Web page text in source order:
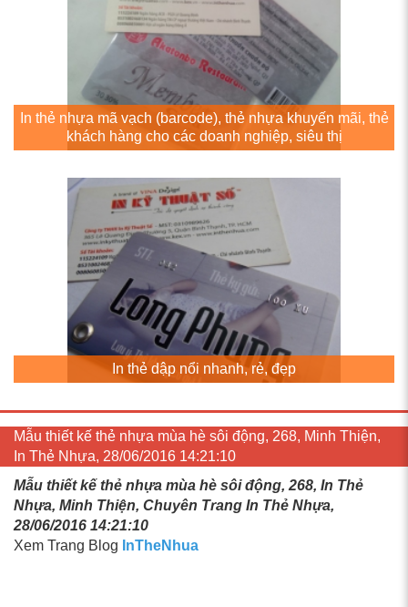
In thẻ nhựa mã vạch (barcode), thẻ nhựa khuyến mãi, thẻ
khách hàng cho các doanh nghiệp, siêu thị
In thẻ dập nổi nhanh, rẻ, đẹp
Mẫu thiết kế thẻ nhựa mùa hè sôi động, 268, Minh Thiện,
In Thẻ Nhựa, 28/06/2016 14:21:10
Mẫu thiết kế thẻ nhựa mùa hè sôi động, 268, In Thẻ
Nhựa, Minh Thiện, Chuyên Trang In Thẻ Nhựa,
28/06/2016 14:21:10
Xem Trang Blog InTheNhua